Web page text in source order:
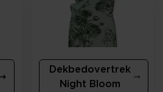
Dekbedovertrek
Night Bloom